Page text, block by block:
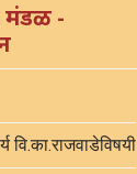
मंडळ -
वि.का.राजवाडेविषयी